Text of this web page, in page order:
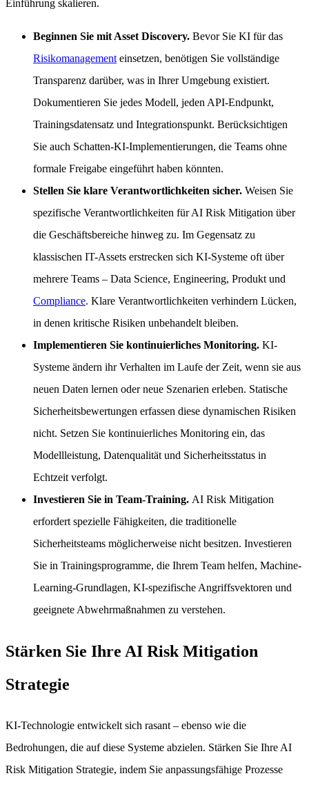
Einführung skalieren.
Beginnen Sie mit Asset Discovery. Bevor Sie KI für das
Risikomanagementeinsetzen, benötigen Sie vollständige
Transparenz darüber, was in Ihrer Umgebung existiert.
Dokumentieren Sie jedes Modell, jeden API-Endpunkt,
Trainingsdatensatz und Integrationspunkt. Berücksichtigen
Sie auch Schatten-KI-Implementierungen, die Teams ohne
formale Freigabe eingeführt haben könnten.
Stellen Sie klare Verantwortlichkeiten sicher. Weisen Sie
spezifische Verantwortlichkeiten für AI Risk Mitigation über
die Geschäftsbereiche hinweg zu. Im Gegensatz zu
klassischen IT-Assets erstrecken sich KI-Systeme oft über
mehrere Teams – Data Science, Engineering, Produkt und
Compliance. Klare Verantwortlichkeiten verhindern Lücken,
in denen kritische Risiken unbehandelt bleiben.
Implementieren Sie kontinuierliches Monitoring. KI-
Systeme ändern ihr Verhalten im Laufe der Zeit, wenn sie aus
neuen Daten lernen oder neue Szenarien erleben. Statische
Sicherheitsbewertungen erfassen diese dynamischen Risiken
nicht. Setzen Sie kontinuierliches Monitoring ein, das
Modellleistung, Datenqualität und Sicherheitsstatus in
Echtzeit verfolgt.
Investieren Sie in Team-Training. AI Risk Mitigation
erfordert spezielle Fähigkeiten, die traditionelle
Sicherheitsteams möglicherweise nicht besitzen. Investieren
Sie in Trainingsprogramme, die Ihrem Team helfen, Machine-
Learning-Grundlagen, KI-spezifische Angriffsvektoren und
geeignete Abwehrmaßnahmen zu verstehen.
Stärken Sie Ihre AI Risk Mitigation
Strategie
KI-Technologie entwickelt sich rasant – ebenso wie die
Bedrohungen, die auf diese Systeme abzielen. Stärken Sie Ihre AI
Risk Mitigation Strategie, indem Sie anpassungsfähige Prozesse